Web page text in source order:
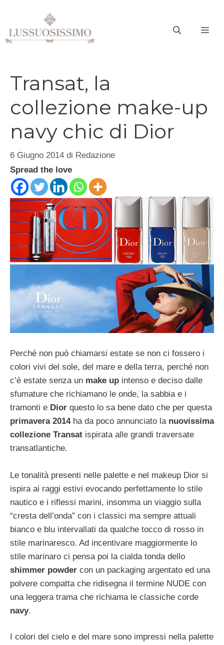
contenuto
Transat, la
collezione make-up
navy chic di Dior
6 Giugno 2014 di Redazione
Spread the love
Perché non può chiamarsi estate se non ci fossero i
colori vivi del sole, del mare e della terra, perché non
c’è estate senza un make up intenso e deciso dalle
sfumature che richiamano le onde, la sabbia e i
tramonti e Dior questo lo sa bene dato che per questa
primavera 2014ha da poco annunciato la nuovissima
collezione Transat ispirata alle grandi traversate
transatlantiche.
Le tonalità presenti nelle palette e nel makeup Dior si
ispira ai raggi estivi evocando perfettamente lo stile
nautico e i riflessi marini, insomma un viaggio sulla
“cresta dell’onda” con i classici ma sempre attuali
bianco e blu intervallati da qualche tocco di rosso in
stile marinaresco. Ad incentivare maggiormente lo
stile marinaro ci pensa poi la cialda tonda dello
shimmer powder con un packaging argentato ed una
polvere compatta che ridisegna il termine NUDE con
una leggera trama che richiama le classiche corde
navy.
I colori del cielo e del mare sono impressi nella palette